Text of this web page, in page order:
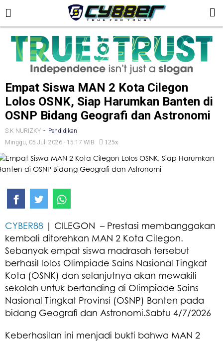
Empat Siswa MAN 2 Kota Cilegon
Lolos OSNK, Siap Harumkan Banten di
OSNP Bidang Geografi dan Astronomi
S.K NURIZKY - Pendidikan
Minggu, 05 Juli 2026 - 15:17 WIB
125x
CYBER88 | CILEGON – Prestasi membanggakan
kembali ditorehkan MAN 2 Kota Cilegon.
Sebanyak empat siswa madrasah tersebut
berhasil lolos Olimpiade Sains Nasional Tingkat
Kota (OSNK) dan selanjutnya akan mewakili
sekolah untuk bertanding di Olimpiade Sains
Nasional Tingkat Provinsi (OSNP) Banten pada
bidang Geografi dan Astronomi.Sabtu 4/7/2026
Keberhasilan ini menjadi bukti bahwa MAN 2